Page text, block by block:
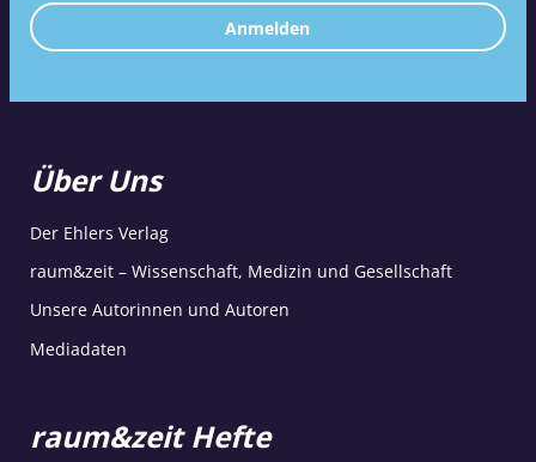
Anmelden
Über Uns
Der Ehlers Verlag
raum&zeit – Wissenschaft, Medizin und Gesellschaft
Unsere Autorinnen und Autoren
Mediadaten
raum&zeit Hefte